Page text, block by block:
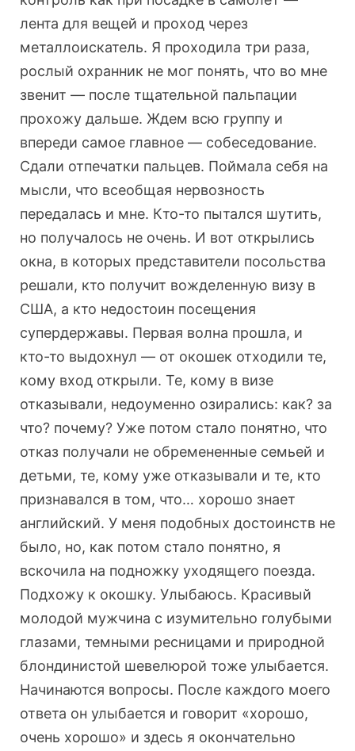
лента для вещей и проход через
металлоискатель. Я проходила три раза,
рослый охранник не мог понять, что во мне
звенит — после тщательной пальпации
прохожу дальше. Ждем всю группу и
впереди самое главное — собеседование.
Сдали отпечатки пальцев. Поймала себя на
мысли, что всеобщая нервозность
передалась и мне. Кто-то пытался шутить,
но получалось не очень. И вот открылись
окна, в которых представители посольства
решали, кто получит вожделенную визу в
США, а кто недостоин посещения
супердержавы. Первая волна прошла, и
кто-то выдохнул — от окошек отходили те,
кому вход открыли. Те, кому в визе
отказывали, недоуменно озирались: как? за
что? почему? Уже потом стало понятно, что
отказ получали не обремененные семьей и
детьми, те, кому уже отказывали и те, кто
признавался в том, что… хорошо знает
английский. У меня подобных достоинств не
было, но, как потом стало понятно, я
вскочила на подножку уходящего поезда.
Подхожу к окошку. Улыбаюсь. Красивый
молодой мужчина с изумительно голубыми
глазами, темными ресницами и природной
блондинистой шевелюрой тоже улыбается.
Начинаются вопросы. После каждого моего
ответа он улыбается и говорит «хорошо,
очень хорошо» и здесь я окончательно